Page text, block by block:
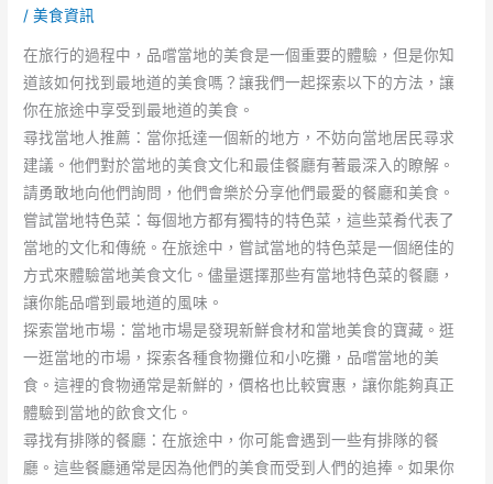
/美食資訊
在旅行的過程中，品嚐當地的美食是一個重要的體驗，但是你知
道該如何找到最地道的美食嗎？讓我們一起探索以下的方法，讓
你在旅途中享受到最地道的美食。
尋找當地人推薦：當你抵達一個新的地方，不妨向當地居民尋求
建議。他們對於當地的美食文化和最佳餐廳有著最深入的瞭解。
請勇敢地向他們詢問，他們會樂於分享他們最愛的餐廳和美食。
嘗試當地特色菜：每個地方都有獨特的特色菜，這些菜肴代表了
當地的文化和傳統。在旅途中，嘗試當地的特色菜是一個絕佳的
方式來體驗當地美食文化。儘量選擇那些有當地特色菜的餐廳，
讓你能品嚐到最地道的風味。
探索當地市場：當地市場是發現新鮮食材和當地美食的寶藏。逛
一逛當地的市場，探索各種食物攤位和小吃攤，品嚐當地的美
食。這裡的食物通常是新鮮的，價格也比較實惠，讓你能夠真正
體驗到當地的飲食文化。
尋找有排隊的餐廳：在旅途中，你可能會遇到一些有排隊的餐
廳。這些餐廳通常是因為他們的美食而受到人們的追捧。如果你